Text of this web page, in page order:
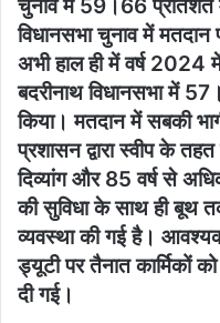
चुनाव में 59।66
विधानसभा चुनाव में
अभी हाल ही में वर्ष 2024
बदरीनाथ विधानसभा में
किया। मतदान में सबकी
प्रशासन द्वारा स्वीप के
दिव्यांग और 85 वर्ष से
की सुविधा के साथ ही बूथ
व्यवस्था की गई है।
ड्यूटी पर तैनात कार्मिकों
दी गई।